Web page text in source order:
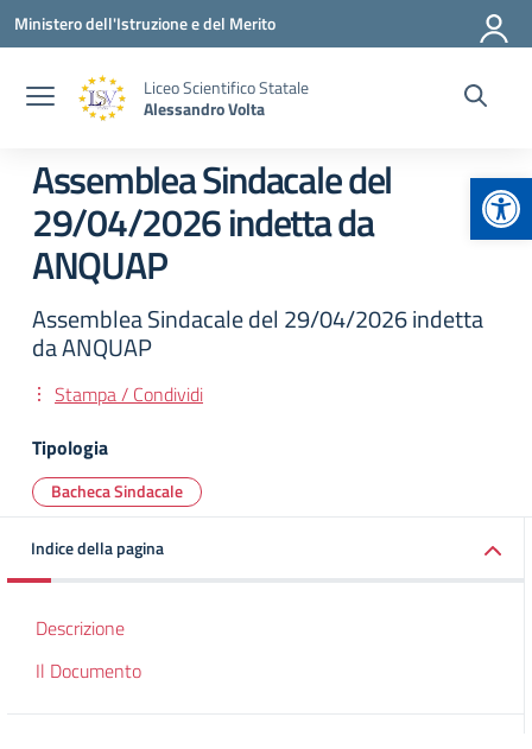
Vai ai contenuti
Vai al menu di navigazione
Vai al footer
Ministero dell'Istruzione e del Merito
Liceo Scientifico Statale
Alessandro Volta
Assemblea Sindacale del
29/04/2026 indetta da
ANQUAP
Assemblea Sindacale del 29/04/2026 indetta
da ANQUAP
Stampa / Condividi
Tipologia
Bacheca Sindacale
Indice della pagina
Descrizione
Il Documento